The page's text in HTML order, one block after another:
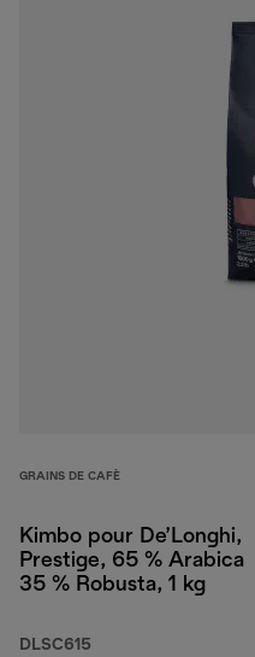
GRAINS DE CAFÈ
Kimbo pour De’Longhi,
Prestige, 65 % Arabica
35 % Robusta, 1 kg
DLSC615